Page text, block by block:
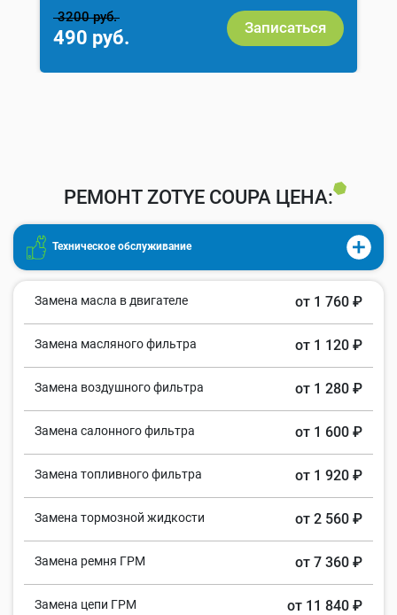
3200 руб.
490 руб. Записаться
РЕМОНТ ZOTYE COUPA ЦЕНА:
Техническое обслуживание
Замена масла в двигателе от 1 760 ₽
Замена масляного фильтра от 1 120 ₽
Замена воздушного фильтра от 1 280 ₽
Замена салонного фильтра от 1 600 ₽
Замена топливного фильтра от 1 920 ₽
Замена тормозной жидкости от 2 560 ₽
Замена ремня ГРМ от 7 360 ₽
Замена цепи ГРМ от 11 840 ₽